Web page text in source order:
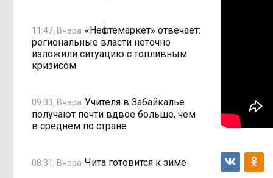
11:47, Вчера «Нефтемаркет» отвечает:
региональные власти неточно
изложили ситуацию с топливным
кризисом
09:33, Вчера Учителя в Забайкалье
получают почти вдвое больше, чем
в среднем по стране
08:31, Вчера Чита готовится к зиме